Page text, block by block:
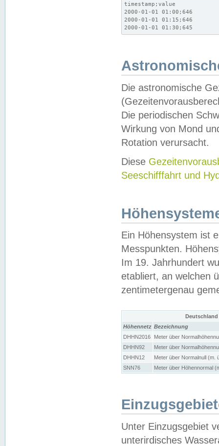
timestamp;value
2000-01-01 01:00;646
2000-01-01 01:15;646
2000-01-01 01:30;645
Die astronomische
Die periodischen
Wirkung von Mond
Rotation verursacht.
Diese
Seeschifffahrt und
Ein Höhensystem ist
Messpunkten.
Im 19. Jahrhundert
etabliert, an welchen
zentimetergenau
Höhennetz Bezeichnung
DHHN2016
Meter über
DHHN92
Meter über
DHHN12
Meter über Normalnull (m.
SNN76
Meter über Höhennormal
Unter Einzugsgebiet
unterirdisches